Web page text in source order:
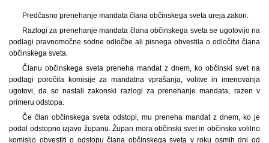
Predčasno prenehanje mandata člana občinskega sveta ureja zakon.
Razlogi za prenehanje mandata člana občinskega sveta se ugotovijo na
podlagi pravnomočne sodne odločbe ali pisnega obvestila o odločitvi člana
občinskega sveta.
Članu občinskega sveta preneha mandat z dnem, ko občinski svet na
podlagi poročila komisije za mandatna vprašanja, volitve in imenovanja
ugotovi, da so nastali zakonski razlogi za prenehanje mandata, razen v
primeru odstopa.
Če član občinskega sveta odstopi, mu preneha mandat z dnem, ko je
podal odstopno izjavo županu. Župan mora občinski svet in občinsko volilno
komisijo obvestiti o odstopu člana občinskega sveta v roku osmih dni od